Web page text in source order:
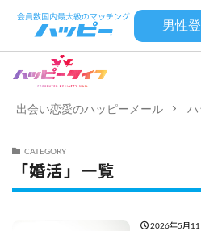
男性
出会い恋愛のハッピーメール ハ
CATEGORY
「婚活」一覧
2026年5月11